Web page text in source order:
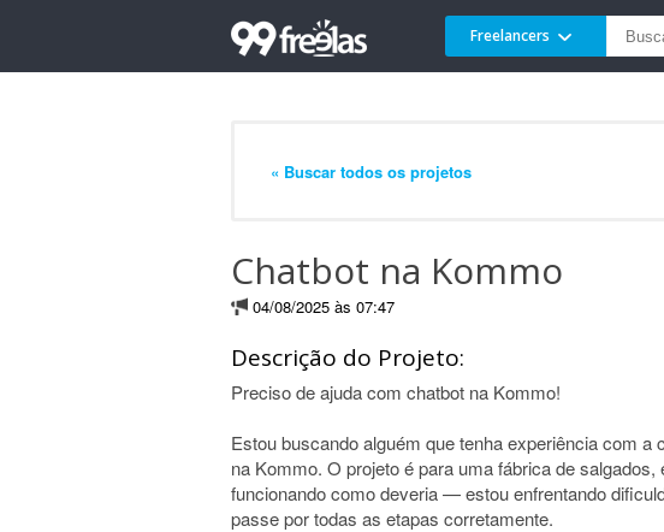
Freelancers
« Buscar todos os projetos
Chatbot na Kommo
04/08/2025 às 07:47
Descrição do Projeto:
Preciso de ajuda com chatbot na Kommo!
Estou buscando alguém que tenha experiência com a
na Kommo. O projeto é para uma fábrica de salgados,
funcionando como deveria — estou enfrentando
passe por todas as etapas corretamente.